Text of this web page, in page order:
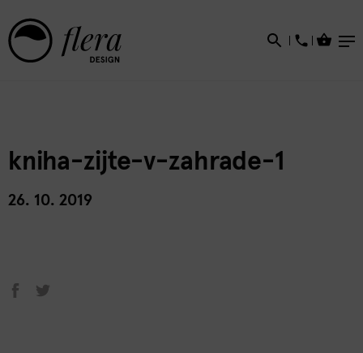
kniha-zijte-v-zahrade-1
26. 10. 2019